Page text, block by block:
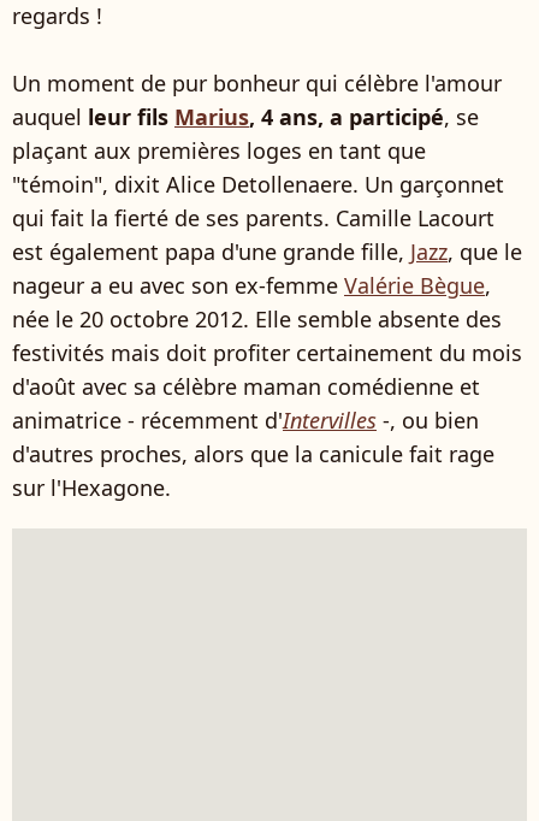
regards !
Un moment de pur bonheur qui célèbre l'amour
auquel leur fils Marius, 4 ans, a participé, se
plaçant aux premières loges en tant que
"témoin", dixit Alice Detollenaere. Un garçonnet
qui fait la fierté de ses parents. Camille Lacourt
est également papa d'une grande fille, Jazz, que le
nageur a eu avec son ex-femme Valérie Bègue,
née le 20 octobre 2012. Elle semble absente des
festivités mais doit profiter certainement du mois
d'août avec sa célèbre maman comédienne et
animatrice - récemment d'Intervilles -, ou bien
d'autres proches, alors que la canicule fait rage
sur l'Hexagone.